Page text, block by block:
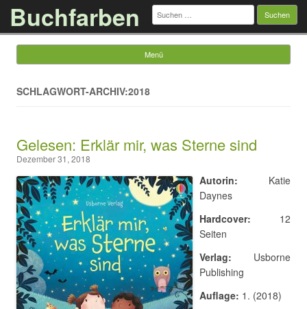
Buchfarben Suchen
nach:
Menü
SCHLAGWORT-ARCHIV:2018
Gelesen: Erklär mir, was Sterne sind
Dezember 31, 2018
Autorin: Katie
Daynes
Hardcover: 12
Seiten
Verlag: Usborne
Publishing
Auflage: 1. (2018)